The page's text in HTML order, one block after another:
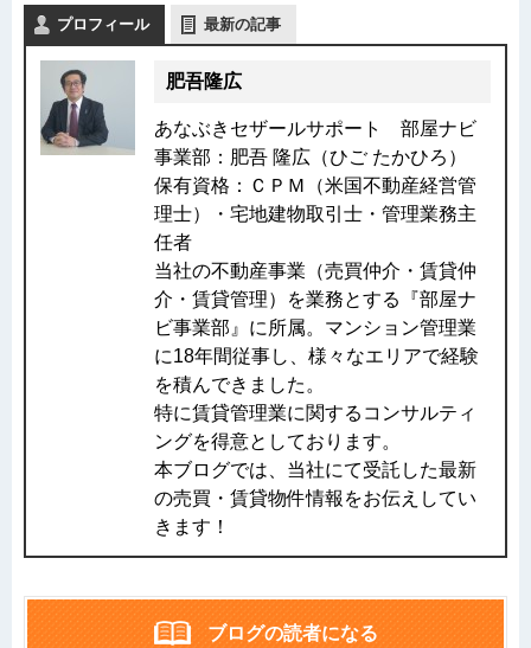
プロフィール 最新の記事
肥吾隆広
あなぶきセザールサポート 部屋ナビ
事業部：肥吾 隆広（ひご たかひろ）
保有資格：ＣＰＭ（米国不動産経営管
理士）・宅地建物取引士・管理業務主
任者
当社の不動産事業（売買仲介・賃貸仲
介・賃貸管理）を業務とする『部屋ナ
ビ事業部』に所属。マンション管理業
に18年間従事し、様々なエリアで経験
を積んできました。
特に賃貸管理業に関するコンサルティ
ングを得意としております。
本ブログでは、当社にて受託した最新
の売買・賃貸物件情報をお伝えしてい
きます！
ブログの読者になる